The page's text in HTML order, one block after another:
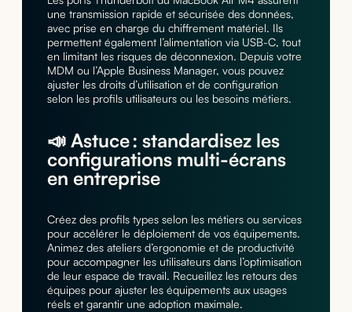
une transmission rapide et sécurisée des données,
avec prise en charge du chiffrement matériel. Ils
permettent également l’alimentation via USB-C, tout
en limitant les risques de déconnexion. Depuis votre
MDM ou l’Apple Business Manager, vous pouvez
ajuster les droits d’utilisation et de configuration
selon les profils utilisateurs ou les besoins métiers.
📣 Astuce : standardisez les
configurations multi-écrans
en entreprise
Créez des profils types selon les métiers ou services
pour accélérer le déploiement de vos équipements.
Animez des ateliers d’ergonomie et de productivité
pour accompagner les utilisateurs dans l’optimisation
de leur espace de travail. Recueillez les retours des
équipes pour ajuster les équipements aux usages
réels et garantir une adoption maximale.